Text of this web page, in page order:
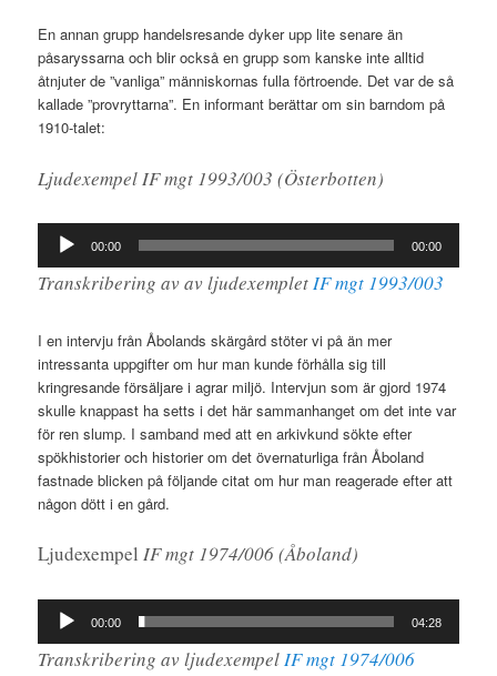
En annan grupp handelsresande dyker upp lite senare än
påsaryssarna och blir också en grupp som kanske inte alltid
åtnjuter de ”vanliga” människornas fulla förtroende. Det var de så
kallade ”provryttarna”. En informant berättar om sin barndom på
1910-talet:
Ljudexempel IF mgt 1993/003 (Österbotten)
Ljudspelare
00:00 00:00
Transkribering av av ljudexempletIF mgt 1993/003
I en intervju från Åbolands skärgård stöter vi på än mer
intressanta uppgifter om hur man kunde förhålla sig till
kringresande försäljare i agrar miljö. Intervjun som är gjord 1974
skulle knappast ha setts i det här sammanhanget om det inte var
för ren slump. I samband med att en arkivkund sökte efter
spökhistorier och historier om det övernaturliga från Åboland
fastnade blicken på följande citat om hur man reagerade efter att
någon dött i en gård.
Ljudexempel IF mgt 1974/006 (Åboland)
Ljudspelare
00:00 04:28
Transkribering av ljudexempel IF mgt 1974/006